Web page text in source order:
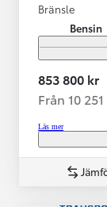
Bränsle
Bensin
853 800 kr
Från 10
Läs mer